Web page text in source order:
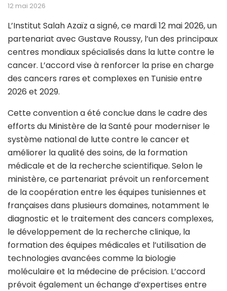
12 mai 2026
L’Institut Salah Azaïz a signé, ce mardi 12 mai 2026, un
partenariat avec Gustave Roussy, l’un des principaux
centres mondiaux spécialisés dans la lutte contre le
cancer. L’accord vise à renforcer la prise en charge
des cancers rares et complexes en Tunisie entre
2026 et 2029.
Cette convention a été conclue dans le cadre des
efforts du Ministère de la Santé pour moderniser le
système national de lutte contre le cancer et
améliorer la qualité des soins, de la formation
médicale et de la recherche scientifique. Selon le
ministère, ce partenariat prévoit un renforcement
de la coopération entre les équipes tunisiennes et
françaises dans plusieurs domaines, notamment le
diagnostic et le traitement des cancers complexes,
le développement de la recherche clinique, la
formation des équipes médicales et l’utilisation de
technologies avancées comme la biologie
moléculaire et la médecine de précision. L’accord
prévoit également un échange d’expertises entre